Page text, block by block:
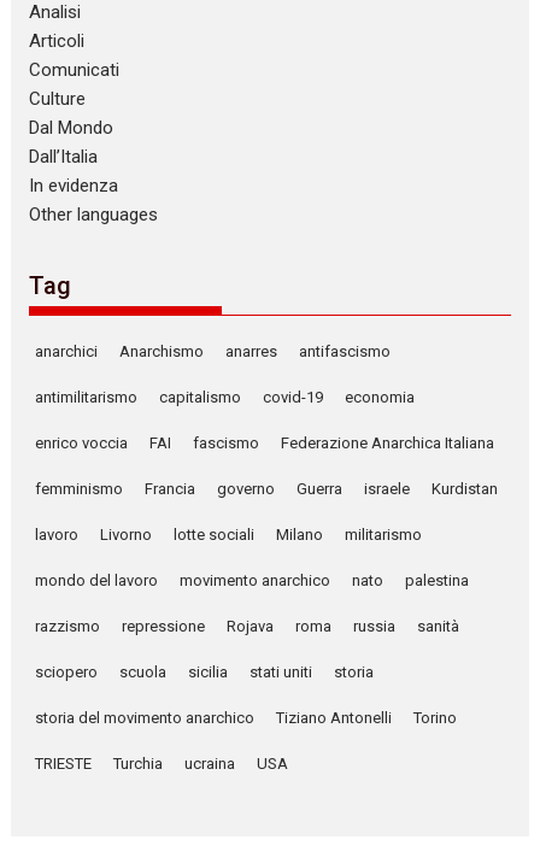
Analisi
Articoli
Comunicati
Culture
Dal Mondo
Dall’Italia
In evidenza
Other languages
Tag
anarchici Anarchismo anarres antifascismo
antimilitarismo capitalismo covid-19 economia
enrico voccia FAI fascismo Federazione Anarchica Italiana
femminismo Francia governo Guerra israele Kurdistan
lavoro Livorno lotte sociali Milano militarismo
mondo del lavoro movimento anarchico nato palestina
razzismo repressione Rojava roma russia sanità
sciopero scuola sicilia stati uniti storia
storia del movimento anarchico Tiziano Antonelli Torino
TRIESTE Turchia ucraina USA